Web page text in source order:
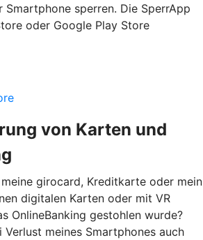
Smartphone sperren. Die SperrApp
oder Google Play Store
von Karten und
girocard, Kreditkarte oder mein
digitalen Karten oder mit VR
OnlineBanking gestohlen wurde?
Verlust meines Smartphones auch